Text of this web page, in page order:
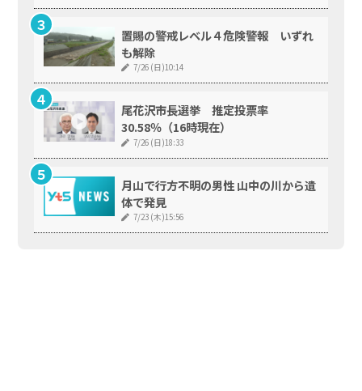
置賜の警戒レベル４危険警報 いずれ
も解除
7/26 (日)10:14
尾花沢市長選挙 推定投票率
30.58％（16時現在）
7/26 (日)18:33
月山で行方不明の男性 山中の川から遺
体で発見
7/23 (木)15:56